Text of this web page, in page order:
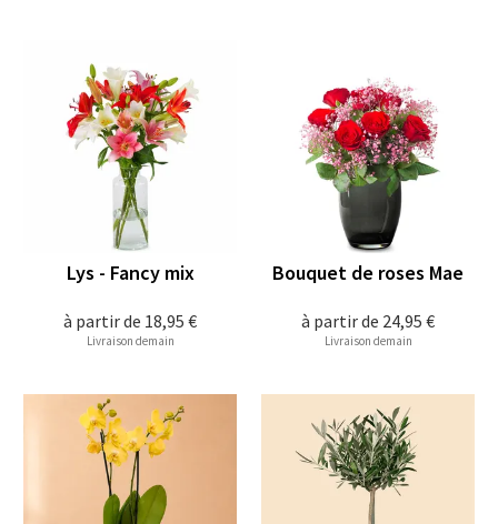
à partir de 18,95 €
Lys - Fancy mix
Livraison demain
à partir de 24,95 €
Bouquet de roses Mae
Livraison demain